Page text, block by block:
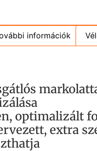
információk
optimalizált
extra